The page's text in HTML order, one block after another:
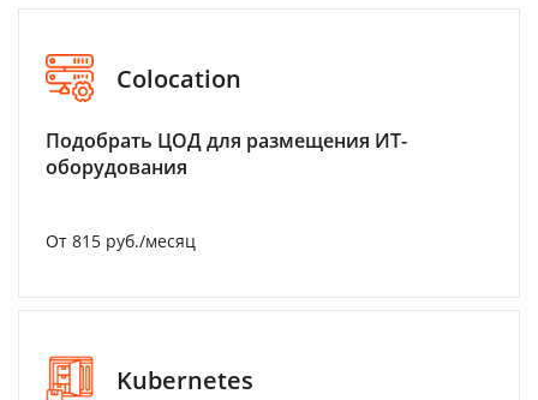
Colocation
Подобрать ЦОД для размещения ИТ-
оборудования
От 815 руб./месяц
Kubernetes